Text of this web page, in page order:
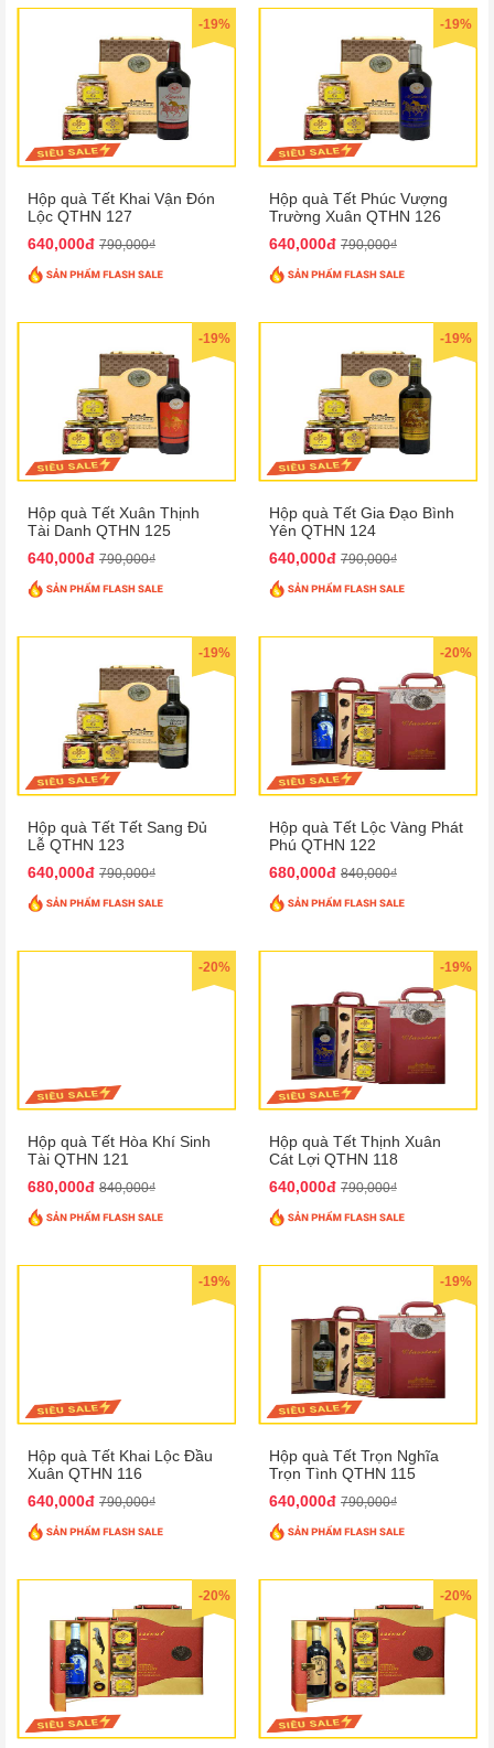
-19%
Hộp quà Tết Khai Vận Đón
Lộc QTHN 127
640,000đ 790,000₫
-19%
Hộp quà Tết Phúc Vượng
Trường Xuân QTHN 126
640,000đ 790,000₫
-19%
Hộp quà Tết Xuân Thịnh
Tài Danh QTHN 125
640,000đ 790,000₫
-19%
Hộp quà Tết Gia Đạo Bình
Yên QTHN 124
640,000đ 790,000₫
-19%
Hộp quà Tết Tết Sang Đủ
Lễ QTHN 123
640,000đ 790,000₫
-20%
Hộp quà Tết Lộc Vàng Phát
Phú QTHN 122
680,000đ 840,000₫
-20%
Hộp quà Tết Hòa Khí Sinh
Tài QTHN 121
680,000đ 840,000₫
-19%
Hộp quà Tết Thịnh Xuân
Cát Lợi QTHN 118
640,000đ 790,000₫
-19%
Hộp quà Tết Khai Lộc Đầu
Xuân QTHN 116
640,000đ 790,000₫
-19%
Hộp quà Tết Trọn Nghĩa
Trọn Tình QTHN 115
640,000đ 790,000₫
-20% -20%